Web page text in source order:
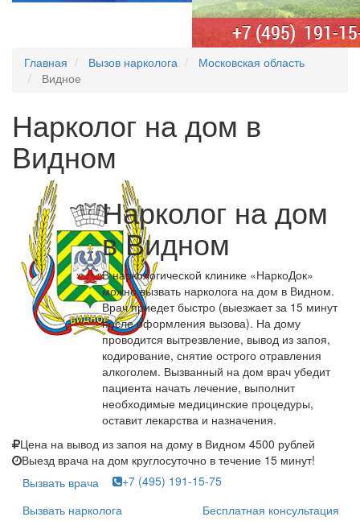
Главная Вызов нарколога
Московская область
Видное
Нарколог на дом в
Видном
Нарколог на дом
в Видном
В наркологической клинике «НаркоДок»
можно вызвать нарколога на дом в Видном.
Врач приедет быстро (выезжает за 15 минут
после оформления вызова). На дому
проводится вытрезвление, вывод из запоя,
кодирование, снятие острого отравления
алкоголем. Вызванный на дом врач убедит
пациента начать лечение, выполнит
необходимые медицинские процедуры,
оставит лекарства и назначения.
Цена на вывод из запоя на дому в Видном 4500 рублей
Выезд врача на дом круглосуточно в течение 15 минут!
Вызвать врача
+7 (495) 191-15-75
Вызвать нарколога
Бесплатная консультация